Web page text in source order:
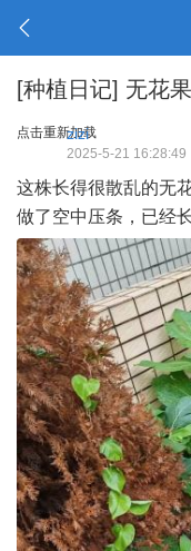
[种植日记] 无花
点击重新加载
zizi
2025-5-21 16:28:49
这株长得很散乱的无
做了空中压条，已经